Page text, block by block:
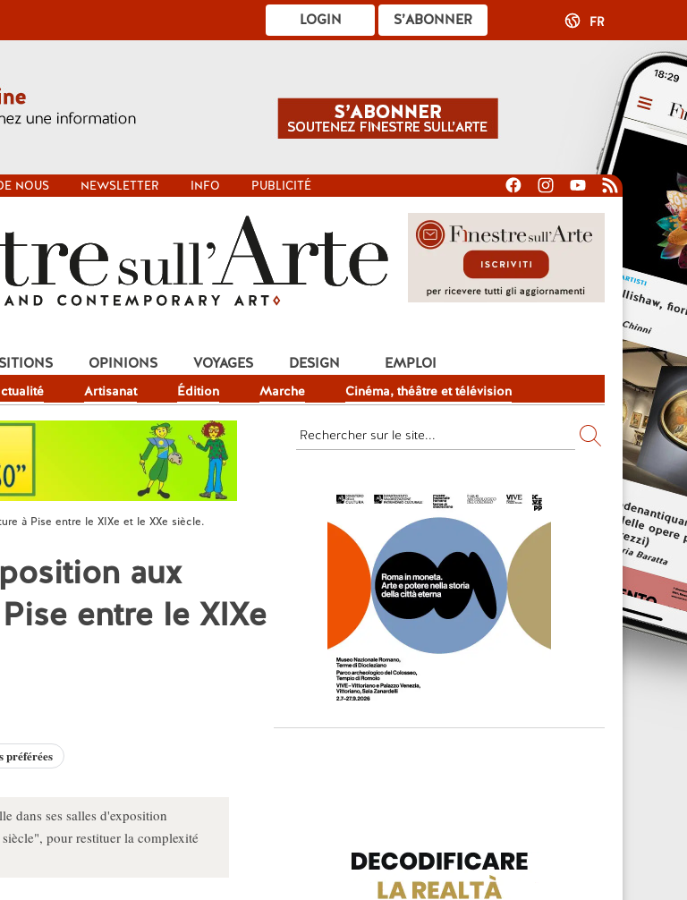
S’ABONNER
LOGIN FR
NOUS NEWSLETTER INFO PUBLICITÉ
Artisanat Édition Marche Cinéma, théâtre et télévision
OPINIONS VOYAGES DESIGN EMPLOI
à Pise entre le XIXe et le XXe siècle.
aux
entre le XIXe
préférées
dans ses salles d'exposition
pour restituer la complexité